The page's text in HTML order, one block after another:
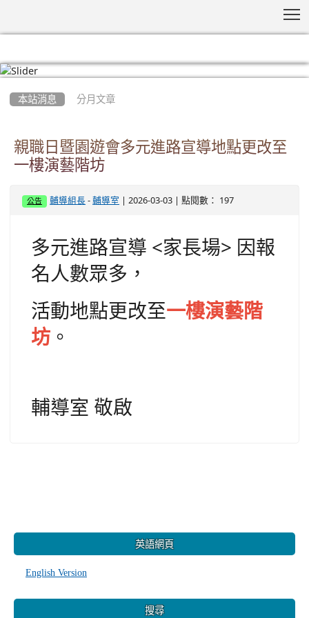
本站消息 分月文章
親職日暨園遊會多元進路宣導地點更改至
一樓演藝階坊
公告 輔導組長 -輔導室 | 2026-03-03 | 點閱數： 197
多元進路宣導 <家長場> 因報
名人數眾多，
活動地點更改至一樓演藝階
坊 。
輔導室 敬啟
英語網頁
English Version
搜尋